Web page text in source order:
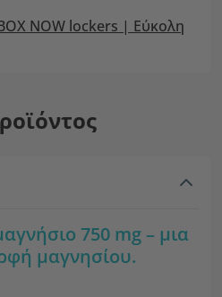
NOW lockers | Εύκολη
750 mg – μια
μαγνησίου.